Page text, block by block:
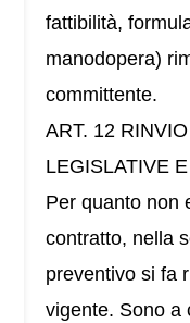
fattibilità,
manodopera)
committente.
ART. 12
LEGISLATIVE
Per quanto non
contratto, nella
preventivo si fa
vigente. Sono a